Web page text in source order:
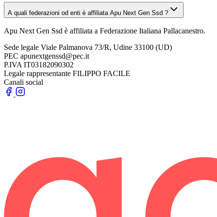
A quali federazioni od enti è affiliata Apu Next Gen Ssd ?
Apu Next Gen Ssd è affiliata a Federazione Italiana Pallacanestro.
Sede legale Viale Palmanova 73/R, Udine 33100 (UD)
PEC apunextgenssd@pec.it
P.IVA IT03182090302
Legale rappresentante FILIPPO FACILE
Canali social